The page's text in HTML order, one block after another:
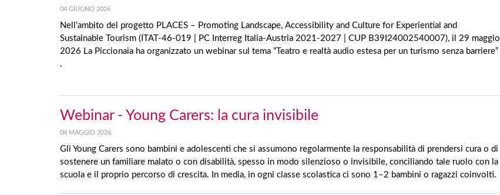
04 GIUGNO 2026
Nell'ambito del progetto PLACES – Promoting Landscape, Accessibility and Culture for Experiential and
Sustainable Tourism (ITAT-46-019 | PC Interreg Italia-Austria 2021-2027 | CUP B39I24002540007), il 29 maggio
2026 La Piccionaia ha organizzato un webinar sul tema “Teatro e realtà audio estesa per un turismo senza barriere”
.
Webinar - Young Carers: la cura invisibile
04 MAGGIO 2026
Gli Young Carers sono bambini e adolescenti che si assumono regolarmente la responsabilità di prendersi cura o di
sostenere un familiare malato o con disabilità, spesso in modo silenzioso o invisibile, conciliando tale ruolo con la
scuola e il proprio percorso di crescita. In media, in ogni classe scolastica ci sono 1–2 bambini o ragazzi coinvolti.